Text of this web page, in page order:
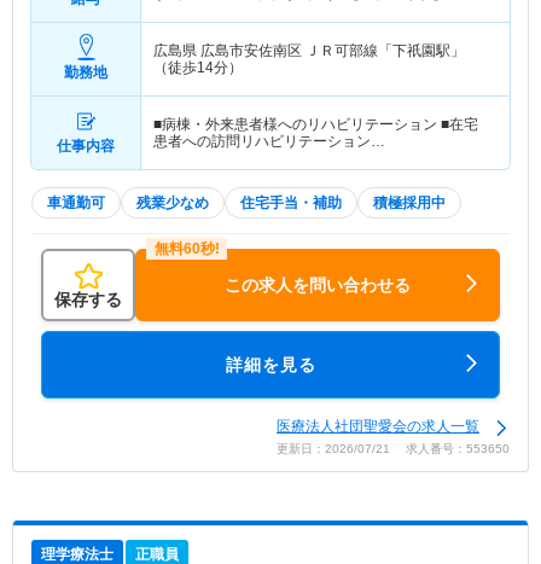
勤務地
広島県 広島市安佐南区
ＪＲ可部線「下祇園駅」
（徒歩14分）
仕事内容
■病棟・外来患者様へのリハビリテーション ■在宅
患者への訪問リハビリテーション…
車通勤可 残業少なめ 住宅手当・補助 積極採用中
保存する
この求人を問い合わせる
詳細を見る
医療法人社団聖愛会の求人一覧
更新日：2026/07/21 求人番号：553650
理学療法士 正職員